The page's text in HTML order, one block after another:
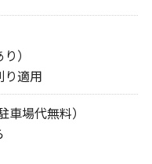
）
適用
場代無料）